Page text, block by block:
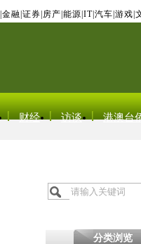
金融 证券 房产 能源 IT| 汽车 游戏
财经 访谈 港澳台
分类浏览